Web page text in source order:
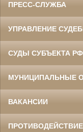
ПРЕСС-СЛУЖБА
УПРАВЛЕНИЕ
СУДЫ СУБЪЕКТА РФ
МУНИЦИПАЛЬНЫЕ
ВАКАНСИИ